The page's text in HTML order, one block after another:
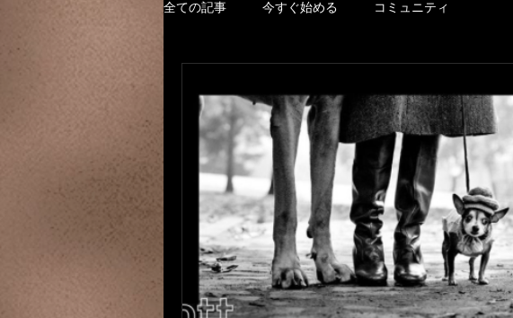
全ての記事 今すぐ始める コミュニティ